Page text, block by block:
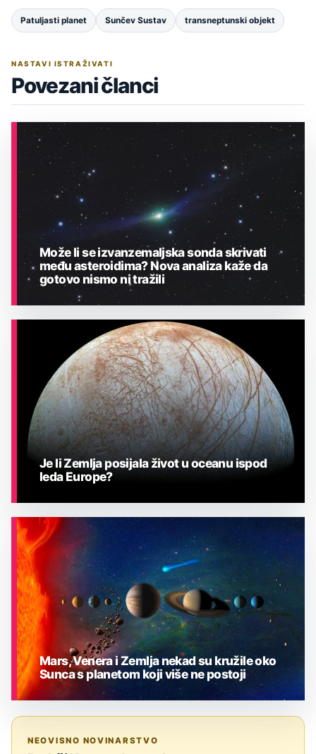
Patuljasti planet Sunčev Sustav transneptunski objekt
NASTAVI ISTRAŽIVATI
Povezani članci
ASTRONOMIJA
Može li se izvanzemaljska sonda skrivati
među asteroidima? Nova analiza kaže da
gotovo nismo ni tražili
ASTRONOMIJA
Je li Zemlja posijala život u oceanu ispod
leda Europe?
Mars, Venera i Zemlja nekad su kružile oko
Sunca s planetom koji više ne postoji
NEOVISNO NOVINARSTVO